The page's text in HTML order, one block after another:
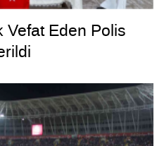
Eden Polis